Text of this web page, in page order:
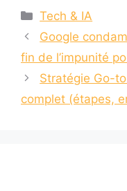
Catégories
Tech & IA
Google
fin de l’impunité
Stratégie Go-
complet (étapes,